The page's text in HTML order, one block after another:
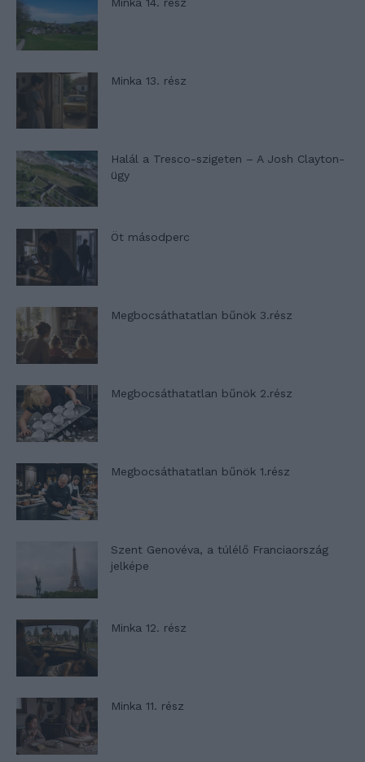
Minka 13. rész
Halál a Tresco-szigeten – A Josh Clayton-
ügy
Öt másodperc
Megbocsáthatatlan bűnök 3.rész
Megbocsáthatatlan bűnök 2.rész
Megbocsáthatatlan bűnök 1.rész
Szent Genovéva, a túlélő Franciaország
jelképe
Minka 12. rész
Minka 11. rész